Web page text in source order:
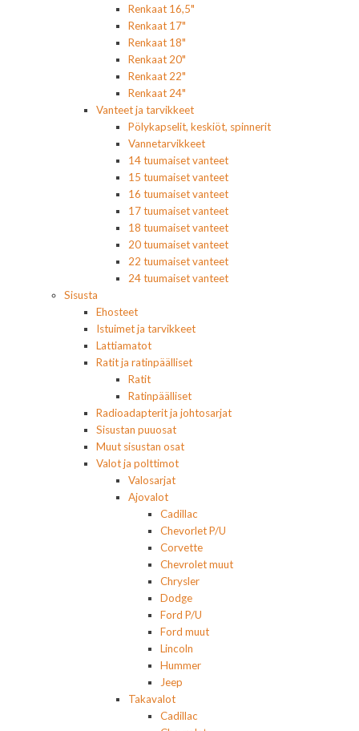
Renkaat 16,5"
Renkaat 17"
Renkaat 18"
Renkaat 20"
Renkaat 22"
Renkaat 24"
Vanteet ja tarvikkeet
Pölykapselit, keskiöt, spinnerit
Vannetarvikkeet
14 tuumaiset vanteet
15 tuumaiset vanteet
16 tuumaiset vanteet
17 tuumaiset vanteet
18 tuumaiset vanteet
20 tuumaiset vanteet
22 tuumaiset vanteet
24 tuumaiset vanteet
Sisusta
Ehosteet
Istuimet ja tarvikkeet
Lattiamatot
Ratit ja ratinpäälliset
Ratit
Ratinpäälliset
Radioadapterit ja johtosarjat
Sisustan puuosat
Muut sisustan osat
Valot ja polttimot
Valosarjat
Ajovalot
Cadillac
Chevorlet P/U
Corvette
Chevrolet muut
Chrysler
Dodge
Ford P/U
Ford muut
Lincoln
Hummer
Jeep
Takavalot
Cadillac